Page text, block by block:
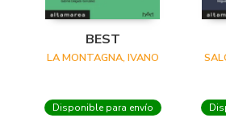
BEST
LA MONTAGNA, IVANO
Disponible para envío